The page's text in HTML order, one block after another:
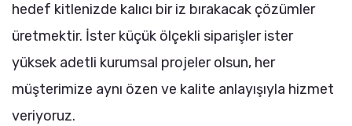
hedef kitlenizde kalıcı bir iz bırakacak çözümler
üretmektir. İster küçük ölçekli siparişler ister
yüksek adetli kurumsal projeler olsun, her
müşterimize aynı özen ve kalite anlayışıyla hizmet
veriyoruz.